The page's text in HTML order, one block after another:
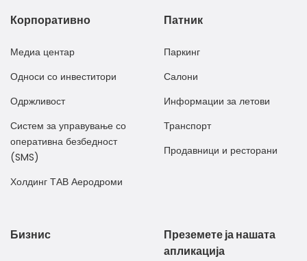
Корпоративно
Медиа центар
Односи со инвеститори
Одржливост
Систем за управување со
оперативна безбедност
(SMS)
Холдинг ТАВ Аеродроми
Патник
Паркинг
Салони
Информации за летови
Транспорт
Продавници и ресторани
Бизнис
Преземете ја нашата
апликација